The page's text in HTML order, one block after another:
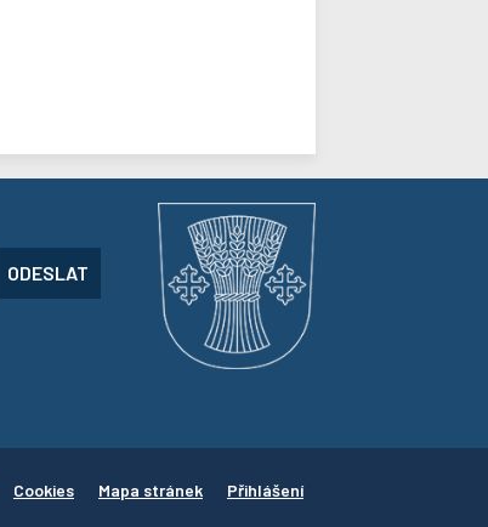
ODESLAT
Cookies Mapa stránek Přihlášení